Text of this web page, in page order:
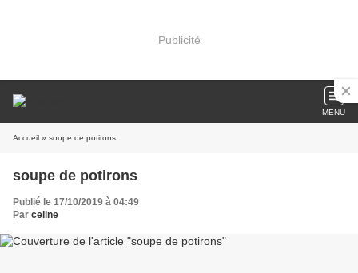
Publicité
MENU
Accueil » soupe de potirons
soupe de potirons
Publié le 17/10/2019 à 04:49
Par celine